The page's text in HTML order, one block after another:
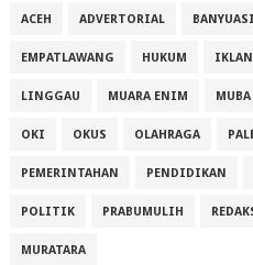
ACEH ADVERTORIAL
EMPATLAWANG HUKUM IKLAN
LINGGAU MUARA ENIM MUBA
OKI OKUS OLAHRAGA
PEMERINTAHAN PENDIDIKAN
POLITIK PRABUMULIH
MURATARA